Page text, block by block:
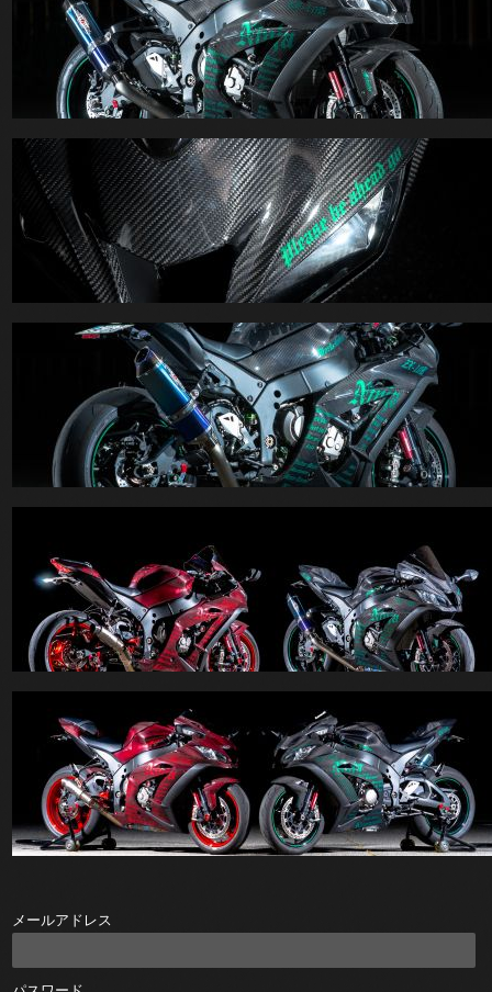
メールアドレス